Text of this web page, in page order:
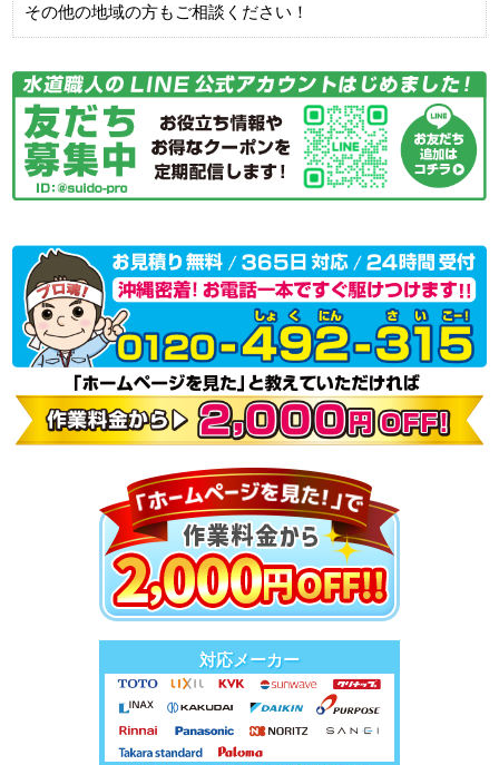
その他の地域の方もご相談ください！
対応メーカー